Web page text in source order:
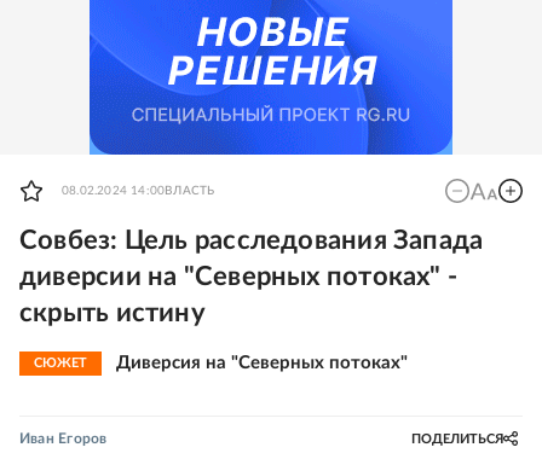
08.02.2024 14:00 ВЛАСТЬ
Совбез: Цель расследования Запада
диверсии на "Северных потоках" -
скрыть истину
СЮЖЕТ Диверсия на "Северных потоках"
Иван Егоров ПОДЕЛИТЬСЯ